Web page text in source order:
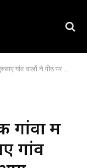
ने पीठ पर लगा दी आग
गांवों में
गांव